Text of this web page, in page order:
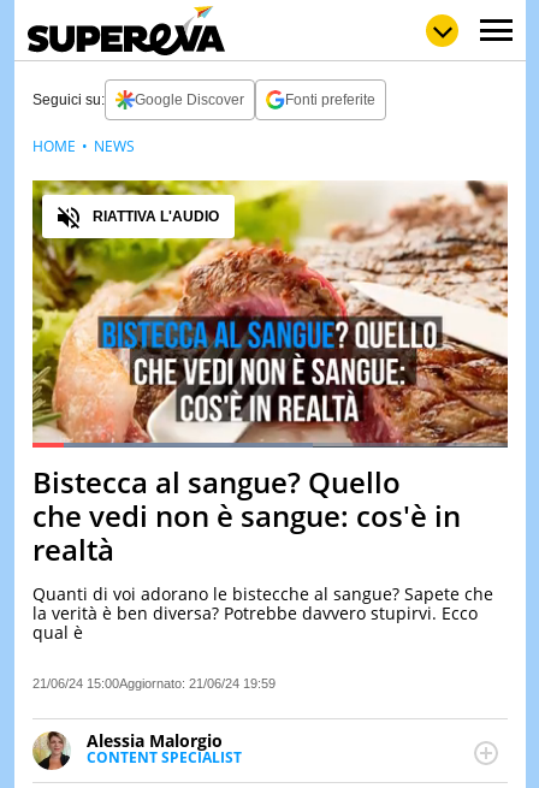
LOLGULPLOVE
WOW
POP
NEWS
STORIE
VIDEO
& TV
QUIZ
&
TEST
DI
Seguici su: Google Discover Fonti preferite
Pause Unmute
Loaded:59.17%
Audio
RIATTIVA L'AUDIO
Bistecca al sangue? Quello
che vedi non è sangue: cos'è in
realtà
Quanti di voi adorano le bistecche al sangue? Sapete che
la verità è ben diversa? Potrebbe davvero stupirvi. Ecco
qual è
21/06/24 15:00Aggiornato: 21/06/24 19:59
Alessia Malorgio
CONTENT SPECIALIST
Ha conseguito un Master in Marketing Management
HOME NEWS